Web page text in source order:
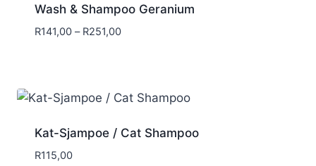
Wash & Shampoo Geranium
R141,00 – R251,00Price
R251,00
Kat-Sjampoe / Cat Shampoo
R115,00